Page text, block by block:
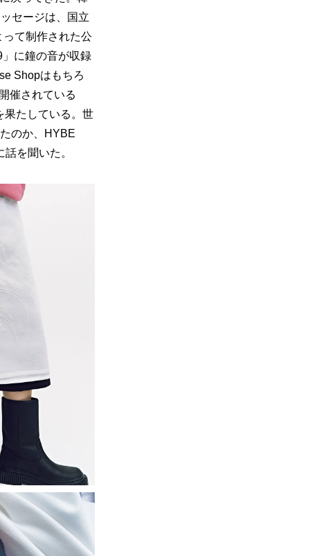
セージは、国立
て制作された公
に鐘の音が収録
Shopはもちろ
催されている
果たしている。世
のか、HYBE
を聞いた。